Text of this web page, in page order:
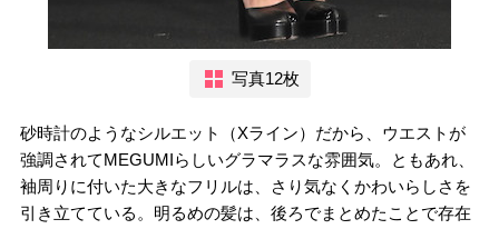
写真12枚
砂時計のようなシルエット（Xライン）だから、ウエストが
強調されてMEGUMIらしいグラマラスな雰囲気。ともあれ、
袖周りに付いた大きなフリルは、さり気なくかわいらしさを
引き立てている。明るめの髪は、後ろでまとめたことで存在